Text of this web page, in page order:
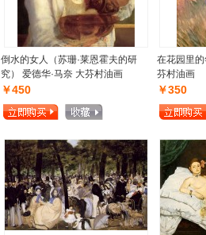
倒水的女人（苏珊·莱恩霍夫的研
究） 爱德华·马奈 大芬村油画
￥450
在花园里
芬村油画
￥350